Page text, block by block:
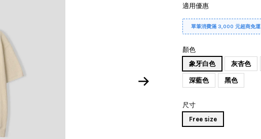
適用優惠
單筆消費滿 3,000 元超商免運
顏色
象牙白色
灰杏色
深藍色 黑色
尺寸
Free size